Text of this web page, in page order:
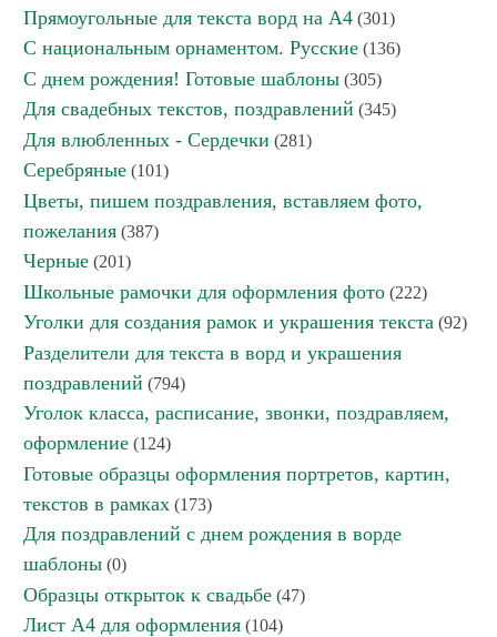
Прямоугольные для текста ворд на А4 (301)
С национальным орнаментом. Русские (136)
С днем рождения! Готовые шаблоны (305)
Для свадебных текстов, поздравлений (345)
Для влюбленных - Сердечки (281)
Серебряные (101)
Цветы, пишем поздравления, вставляем фото,
пожелания (387)
Черные (201)
Школьные рамочки для оформления фото (222)
Уголки для создания рамок и украшения текста (92)
Разделители для текста в ворд и украшения
поздравлений (794)
Уголок класса, расписание, звонки, поздравляем,
оформление (124)
Готовые образцы оформления портретов, картин,
текстов в рамках (173)
Для поздравлений с днем рождения в ворде
шаблоны (0)
Образцы открыток к свадьбе (47)
Лист А4 для оформления (104)